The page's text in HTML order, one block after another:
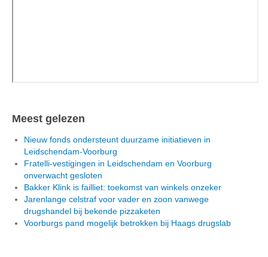
Meest gelezen
Nieuw fonds ondersteunt duurzame initiatieven in
Leidschendam-Voorburg
Fratelli-vestigingen in Leidschendam en Voorburg
onverwacht gesloten
Bakker Klink is failliet: toekomst van winkels onzeker
Jarenlange celstraf voor vader en zoon vanwege
drugshandel bij bekende pizzaketen
Voorburgs pand mogelijk betrokken bij Haags drugslab